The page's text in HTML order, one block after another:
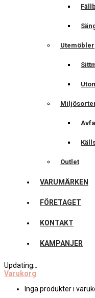
Utemöbler
Outlet
VARUMÄRKEN
FÖRETAGET
KONTAKT
KAMPANJER
Updating
Varukorg
Inga produkter i